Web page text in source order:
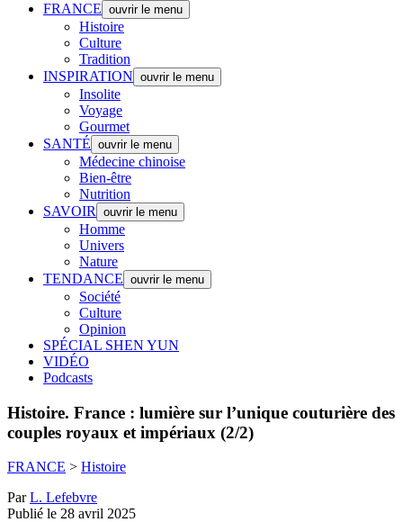
FRANCE ouvrir le menu
Histoire
Culture
Tradition
INSPIRATION ouvrir le menu
Insolite
Voyage
Gourmet
SANTÉ ouvrir le menu
Médecine chinoise
Bien-être
Nutrition
SAVOIR
ouvrir le menu
Homme
Univers
Nature
TENDANCE ouvrir le menu
Société
Culture
Opinion
SPÉCIAL SHEN YUN
VIDÉO
Podcasts
Histoire. France : lumière sur l’unique couturière des
couples royaux et impériaux (2/2)
FRANCE > Histoire
ParL. Lefebvre
Publié le 28 avril 2025